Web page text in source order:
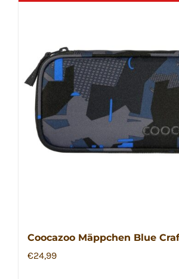
Coocazoo Mäppchen Blue
€24,99